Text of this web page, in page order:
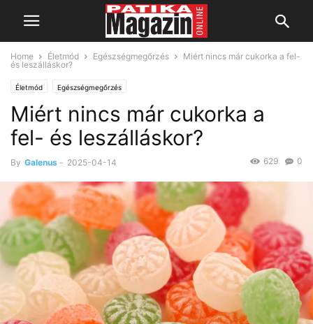
Home Életmód Egészségmegőrzés
Miért nincs már cukorka a fel-
és leszálláskor?
Életmód Egészségmegőrzés
Miért nincs már cukorka a
fel- és leszálláskor?
By Galenus - 2025-04-14 0
629